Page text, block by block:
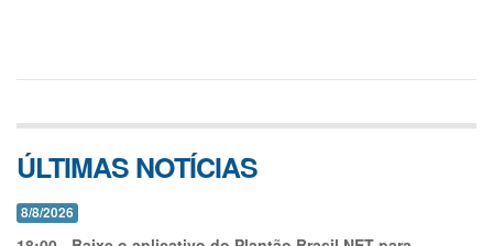
ÚLTIMAS NOTÍCIAS
8/8/2026